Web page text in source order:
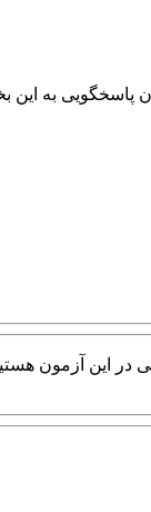
این آزمون